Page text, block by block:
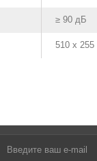
≥ 90 дБ
510 x